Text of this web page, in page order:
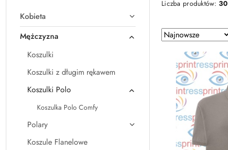
Kobieta
Mężczyzna
Koszulki
Koszulki z długim rękawem
Koszulki Polo
Koszulka Polo Comfy
Polary
Koszule Flanelowe
Liczba produktów:30
Zastosowano
sortowanie:
Najnowsze.
Sortuj
według